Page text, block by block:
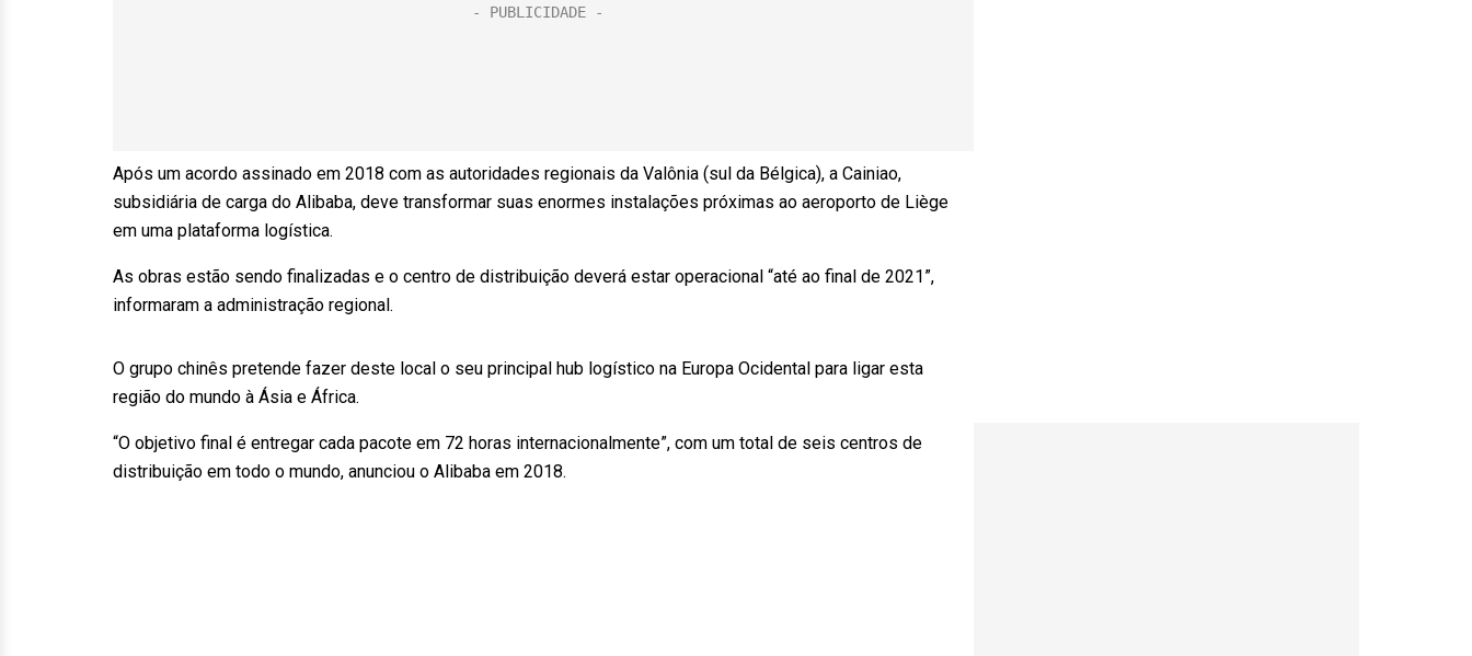
Após um acordo assinado em 2018 com as autoridades regionais da Valônia (sul da Bélgica), a Cainiao,
subsidiária de carga do Alibaba, deve transformar suas enormes instalações próximas ao aeroporto de Liège
em uma plataforma logística.
As obras estão sendo finalizadas e o centro de distribuição deverá estar operacional “até ao final de 2021”,
informaram a administração regional.
O grupo chinês pretende fazer deste local o seu principal hub logístico na Europa Ocidental para ligar esta
região do mundo à Ásia e África.
“O objetivo final é entregar cada pacote em 72 horas internacionalmente”, com um total de seis centros de
distribuição em todo o mundo, anunciou o Alibaba em 2018.